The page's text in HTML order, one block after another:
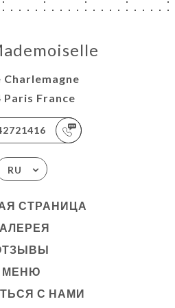
Charlemagne
Paris France
RU
СТРАНИЦА
МЕНЮ
С НАМИ